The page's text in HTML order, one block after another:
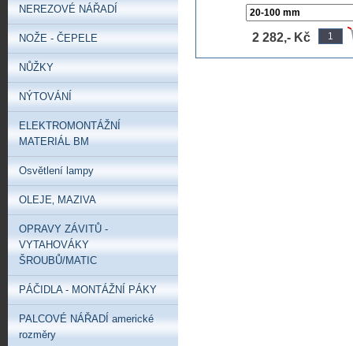
2 282,- Kč
NEREZOVÉ NÁŘADÍ
NOŽE - ČEPELE
NŮŽKY
NÝTOVÁNÍ
ELEKTROMONTÁŽNÍ
MATERIÁL BM
Osvětlení lampy
OLEJE‚ MAZIVA
OPRAVY ZÁVITŮ -
VYTAHOVÁKY
ŠROUBŮ/MATIC
PÁČIDLA - MONTÁŽNÍ PÁKY
PALCOVÉ NÁŘADÍ americké
rozměry